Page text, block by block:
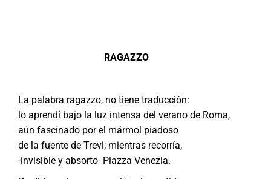
RAGAZZO
La palabra ragazzo, no tiene traducción:
lo aprendí bajo la luz intensa del verano de Roma,
aún fascinado por el mármol piadoso
de la fuente de Trevi; mientras recorría,
-invisible y absorto- Piazza Venezia.